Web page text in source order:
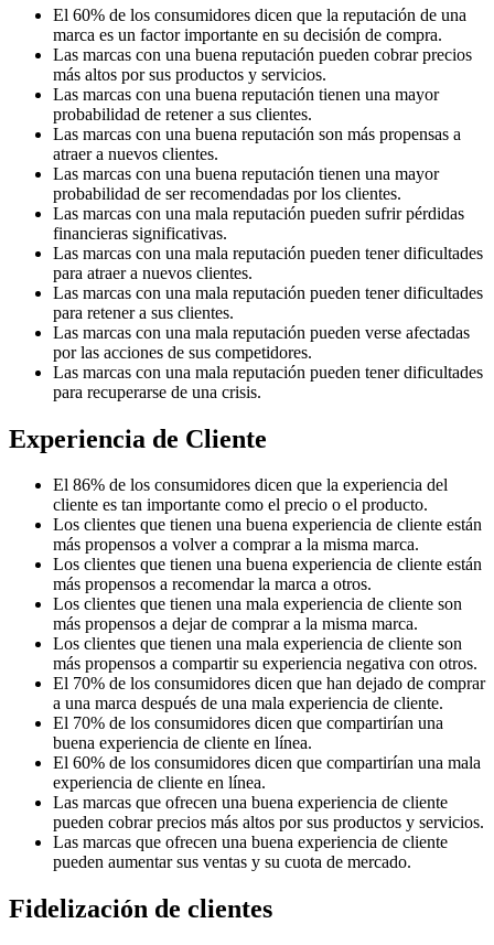
El 60% de los consumidores dicen que la reputación de una
marca es un factor importante en su decisión de compra.
Las marcas con una buena reputación pueden cobrar precios
más altos por sus productos y servicios.
Las marcas con una buena reputación tienen una mayor
probabilidad de retener a sus clientes.
Las marcas con una buena reputación son más propensas a
atraer a nuevos clientes.
Las marcas con una buena reputación tienen una mayor
probabilidad de ser recomendadas por los clientes.
Las marcas con una mala reputación pueden sufrir pérdidas
financieras significativas.
Las marcas con una mala reputación pueden tener dificultades
para atraer a nuevos clientes.
Las marcas con una mala reputación pueden tener dificultades
para retener a sus clientes.
Las marcas con una mala reputación pueden verse afectadas
por las acciones de sus competidores.
Las marcas con una mala reputación pueden tener dificultades
para recuperarse de una crisis.
Experiencia de Cliente
El 86% de los consumidores dicen que la experiencia del
cliente es tan importante como el precio o el producto.
Los clientes que tienen una buena experiencia de cliente están
más propensos a volver a comprar a la misma marca.
Los clientes que tienen una buena experiencia de cliente están
más propensos a recomendar la marca a otros.
Los clientes que tienen una mala experiencia de cliente son
más propensos a dejar de comprar a la misma marca.
Los clientes que tienen una mala experiencia de cliente son
más propensos a compartir su experiencia negativa con otros.
El 70% de los consumidores dicen que han dejado de comprar
a una marca después de una mala experiencia de cliente.
El 70% de los consumidores dicen que compartirían una
buena experiencia de cliente en línea.
El 60% de los consumidores dicen que compartirían una mala
experiencia de cliente en línea.
Las marcas que ofrecen una buena experiencia de cliente
pueden cobrar precios más altos por sus productos y servicios.
Las marcas que ofrecen una buena experiencia de cliente
pueden aumentar sus ventas y su cuota de mercado.
Fidelización de clientes